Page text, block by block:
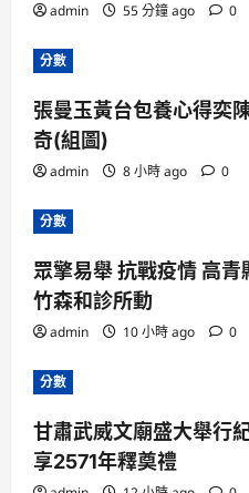
admin 55 分鐘 ago 0
分數
張曼玉黃台包養心得奕
奇(組圖)
admin 8 小時 ago 0
分數
眾擎易舉 抗戰疫情 高
竹森和診所動
admin 10 小時 ago 0
分數
甘肅武威文廟盛大舉行
享2571年釋奠禮